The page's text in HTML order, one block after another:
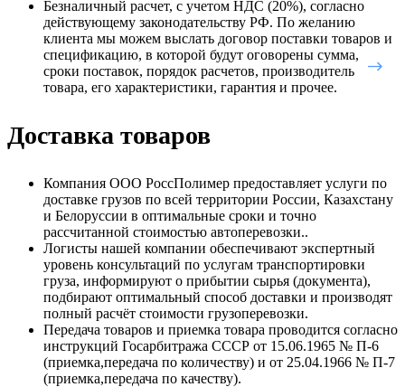
Безналичный расчет, с учетом НДС (20%), согласно
действующему законодательству РФ. По желанию
клиента мы можем выслать договор поставки товаров и
спецификацию, в которой будут оговорены сумма,
сроки поставок, порядок расчетов, производитель
товара, его характеристики, гарантия и прочее.
Доставка товаров
Компания ООО РоссПолимер предоставляет услуги по
доставке грузов по всей территории России, Казахстану
и Белоруссии в оптимальные сроки и точно
рассчитанной стоимостью автоперевозки..
Логисты нашей компании обеспечивают экспертный
уровень консультаций по услугам транспортировки
груза, информируют о прибытии сырья (документа),
подбирают оптимальный способ доставки и производят
полный расчёт стоимости грузоперевозки.
Передача товаров и приемка товара проводится согласно
инструкций Госарбитража СССР от 15.06.1965 № П-6
(приемка,передача по количеству) и от 25.04.1966 № П-7
(приемка,передача по качеству).